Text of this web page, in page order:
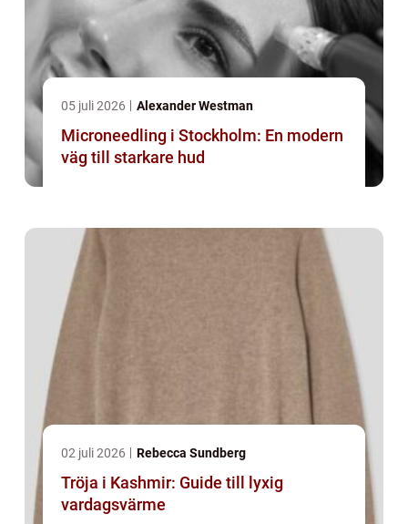
05 juli 2026 Alexander Westman
Microneedling i Stockholm: En modern
väg till starkare hud
02 juli 2026 Rebecca Sundberg
Tröja i Kashmir: Guide till lyxig
vardagsvärme